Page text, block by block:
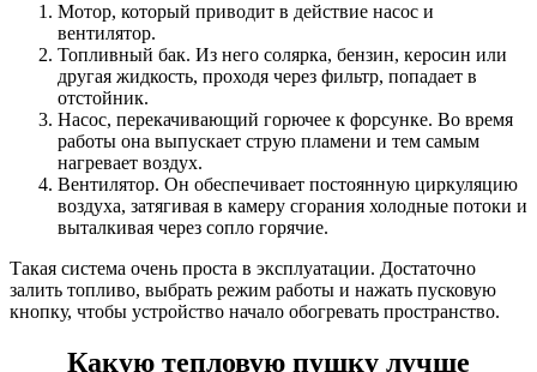
Мотор, который приводит в действие насос и
вентилятор.
Топливный бак. Из него солярка, бензин, керосин или
другая жидкость, проходя через фильтр, попадает в
отстойник.
Насос, перекачивающий горючее к форсунке. Во время
работы она выпускает струю пламени и тем самым
нагревает воздух.
Вентилятор. Он обеспечивает постоянную циркуляцию
воздуха, затягивая в камеру сгорания холодные потоки и
выталкивая через сопло горячие.
Такая система очень проста в эксплуатации. Достаточно
залить топливо, выбрать режим работы и нажать пусковую
кнопку, чтобы устройство начало обогревать пространство.
Какую тепловую пушку лучше